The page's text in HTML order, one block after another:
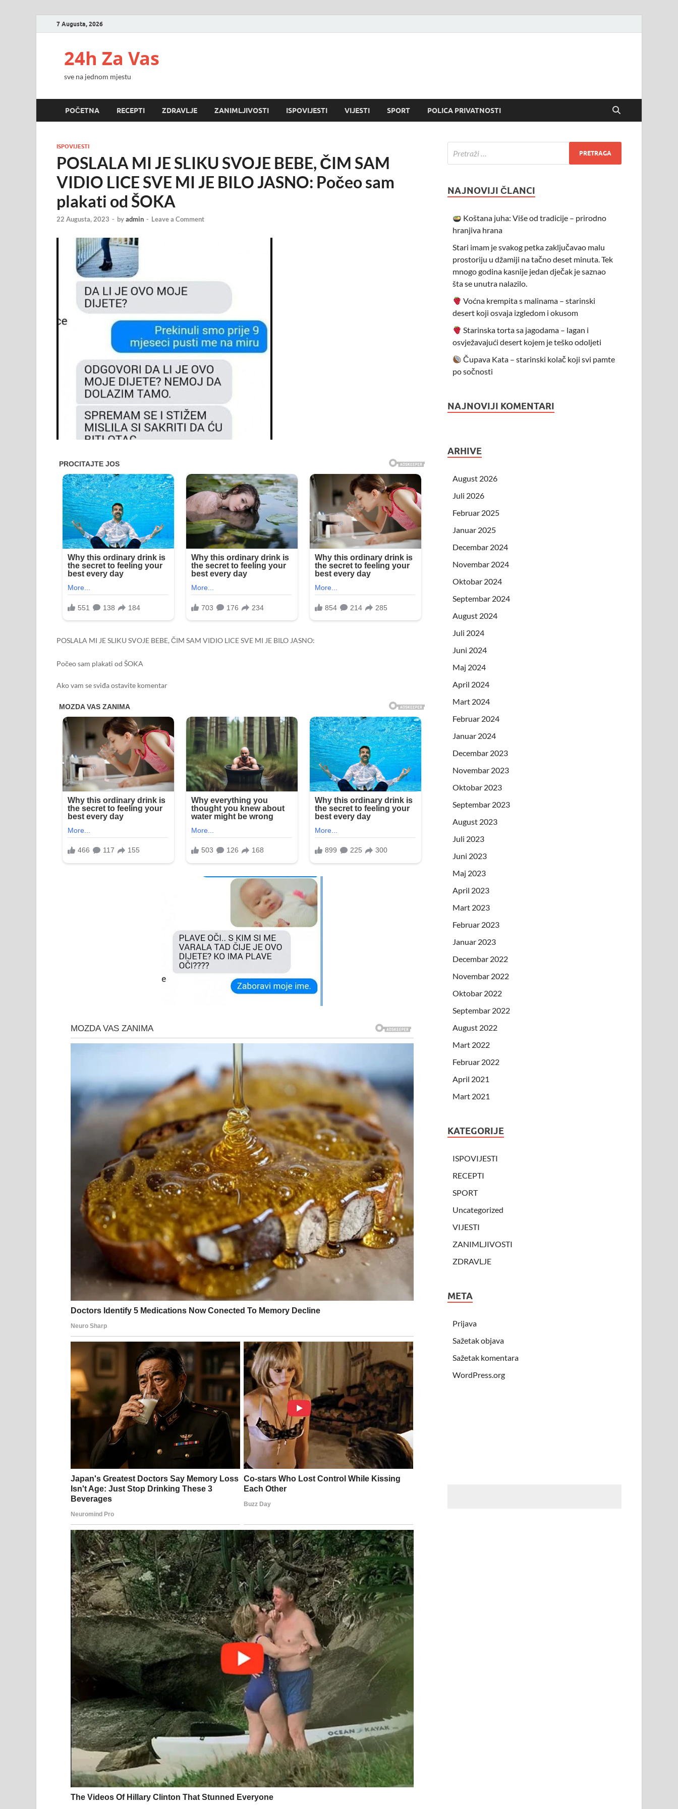
7 Augusta, 2026
24h Za Vas
sve na jednom mjestu
POČETNA RECEPTI ZDRAVLJE ZANIMLJIVOSTI ISPOVIJESTI VIJESTI SPORT POLICA PRIVATNOSTI
ISPOVIJESTI
POSLALA MI JE SLIKU SVOJE BEBE, ČIM SAM
VIDIO LICE SVE MI JE BILO JASNO: Počeo sam
plakati od ŠOKA
22 Augusta, 2023 - byadmin - Leave a Comment
POSLALA MI JE SLIKU SVOJE BEBE, ČIM SAM VIDIO LICE SVE MI JE BILO JASNO:
Počeo sam plakati od ŠOKA
Ako vam se sviđa ostavite komentar
NAJNOVIJI ČLANCI
Koštana juha: Više od tradicije – prirodno
hranjiva hrana
Stari imam je svakog petka zaključavao malu
prostoriju u džamiji na tačno deset minuta. Tek
mnogo godina kasnije jedan dječak je saznao
šta se unutra nalazilo.
Voćna krempita s malinama – starinski
desert koji osvaja izgledom i okusom
Starinska torta sa jagodama – lagan i
osvježavajući desert kojem je teško odoljeti
Čupava Kata – starinski kolač koji svi pamte
po sočnosti
NAJNOVIJI KOMENTARI
ARHIVE
August 2026
Juli 2026
Februar 2025
Januar 2025
Decembar 2024
Novembar 2024
Oktobar 2024
Septembar 2024
August 2024
Juli 2024
Juni 2024
Maj 2024
April 2024
Mart 2024
Februar 2024
Januar 2024
Decembar 2023
Novembar 2023
Oktobar 2023
Septembar 2023
August 2023
Juli 2023
Juni 2023
Maj 2023
April 2023
Mart 2023
Februar 2023
Januar 2023
Decembar 2022
Novembar 2022
Oktobar 2022
Septembar 2022
August 2022
Mart 2022
Februar 2022
April 2021
Mart 2021
KATEGORIJE
ISPOVIJESTI
RECEPTI
SPORT
Uncategorized
VIJESTI
ZANIMLJIVOSTI
ZDRAVLJE
META
Prijava
Sažetak objava
Sažetak komentara
WordPress.org